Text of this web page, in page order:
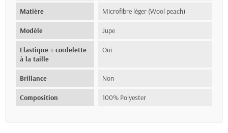
Matière Microfibre léger (Wool peach)
Modèle Jupe
Elastique + cordelette
à la taille
Oui
Brillance Non
Composition 100% Polyester